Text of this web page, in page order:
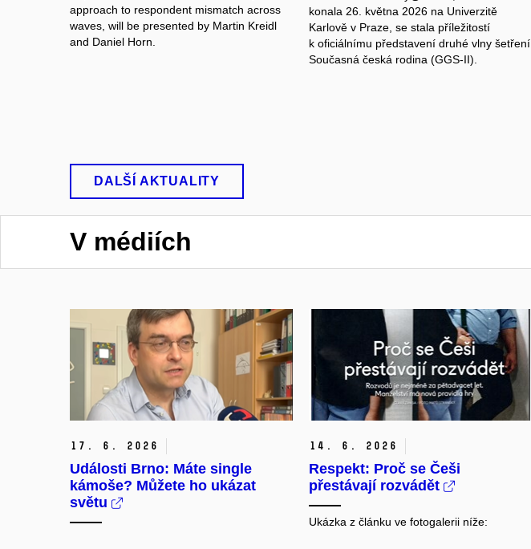
approach to respondent mismatch across
waves, will be presented by Martin Kreidl
and Daniel Horn.
konala 26. května 2026 na Univerzitě
Karlově v Praze, se stala příležitostí
k oficiálnímu představení druhé vlny šetření
Současná česká rodina (GGS-II).
DALŠÍ AKTUALITY
V médiích
17. 6. 2026
Události Brno: Máte single
kámoše? Můžete ho ukázat
světu
14. 6. 2026
Respekt: Proč se Češi
přestávají rozvádět
Ukázka z článku ve fotogalerii níže: